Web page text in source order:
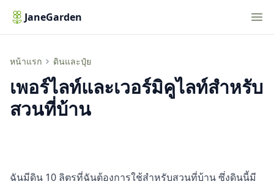
JaneGarden
หน้าแรก ดินและปุ๋ย
เพอร์ไลท์และเวอร์มิคูไลท์สำหรับสวนที่บ้าน
เพอร์ไลท์และเวอร์มิคูไลท์สำหรับ
สวนที่บ้าน
ฉันมีดิน 10 ลิตรที่ฉันต้องการใช้สำหรับสวนที่บ้าน ซึ่งดินนี้มี